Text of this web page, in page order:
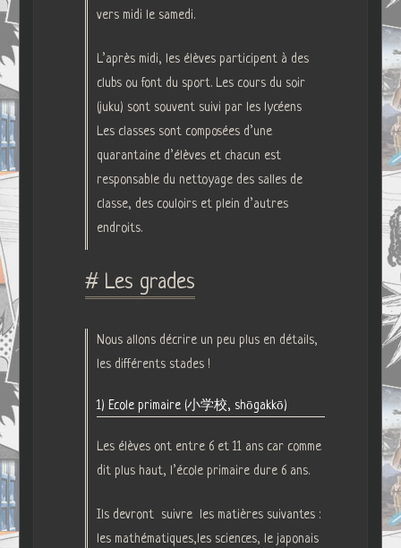
vers midi le samedi.
L’après midi, les élèves participent à des
clubs ou font du sport. Les cours du soir
(juku) sont souvent suivi par les lycéens
Les classes sont composées d’une
quarantaine d’élèves et chacun est
responsable du nettoyage des salles de
classe, des couloirs et plein d’autres
endroits.
# Les grades
Nous allons décrire un peu plus en détails,
les différents stades !
1) Ecole primaire (小学校, shōgakkō)
Les élèves ont entre 6 et 11 ans car comme
dit plus haut, l’école primaire dure 6 ans.
Ils devront suivre les matières suivantes :
les mathématiques,les sciences, le japonais